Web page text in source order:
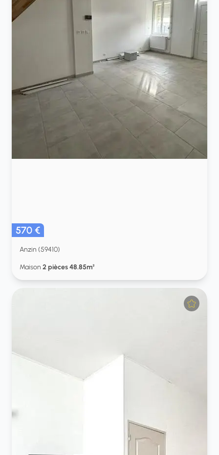
570 €
Anzin (59410)
Maison 2 pièces 48.85m²